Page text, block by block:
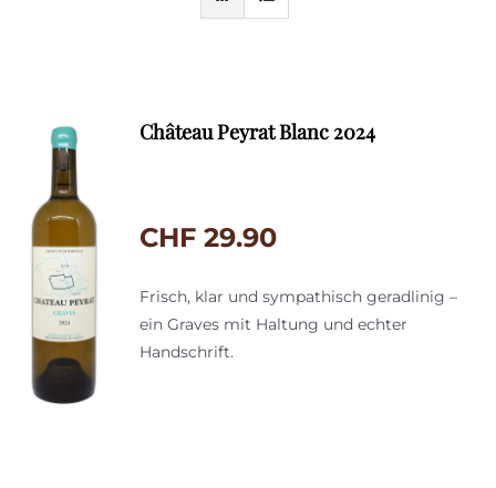
Château Peyrat Blanc 2024
CHF 29.90
Frisch, klar und sympathisch geradlinig –
ein Graves mit Haltung und echter
Handschrift.